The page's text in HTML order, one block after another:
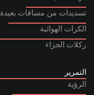
تسديدات من مسافات بعيدة
الكرات الهوائية
ركلات الجزاء
التمرير
الرؤية